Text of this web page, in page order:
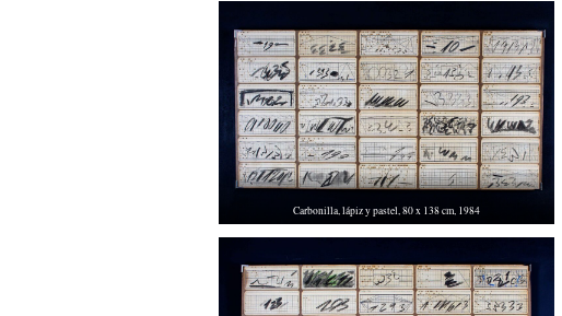
Carbonilla, lápiz y pastel, 80 x 138 cm, 1984